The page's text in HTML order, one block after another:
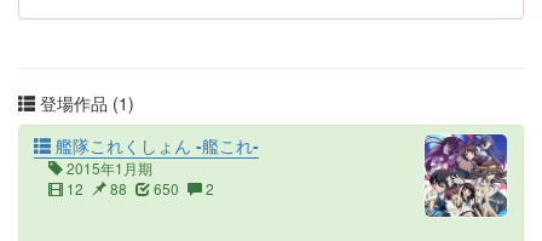
登場作品 (1)
艦隊これくしょん -艦これ-
2015年1月期
12
88 650 2